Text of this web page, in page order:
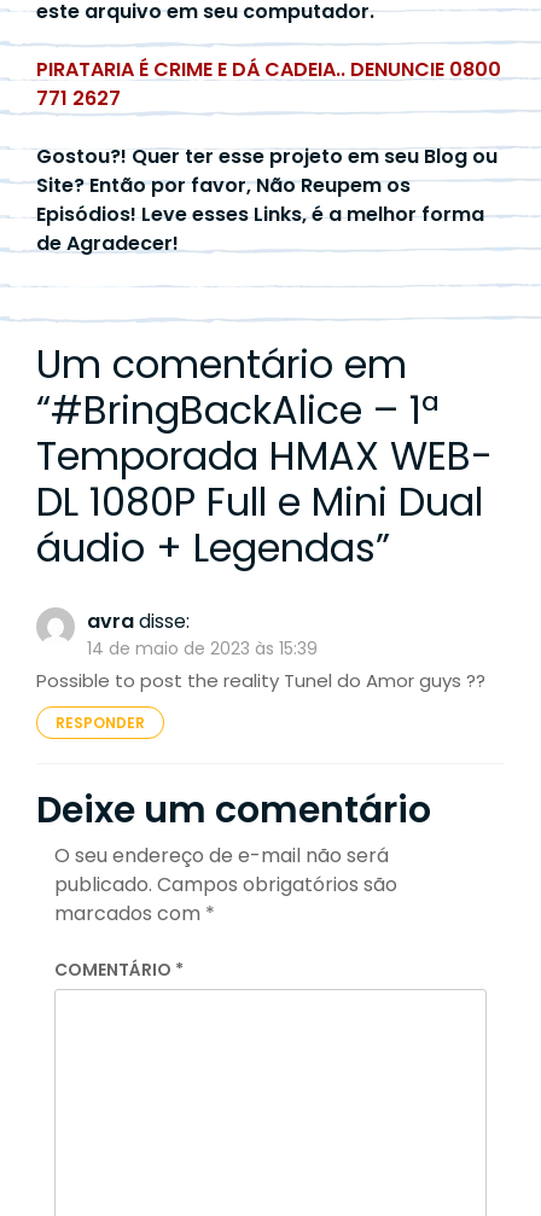
este arquivo em seu computador.
PIRATARIA É CRIME E DÁ CADEIA.. DENUNCIE 0800
771 2627
Gostou?! Quer ter esse projeto em seu Blog ou
Site? Então por favor, Não Reupem os
Episódios! Leve esses Links, é a melhor forma
de Agradecer!
Um comentário em
“#BringBackAlice – 1ª
Temporada HMAX WEB-
DL 1080P Full e Mini Dual
áudio + Legendas”
avradisse:
14 de maio de 2023 às 15:39
Possible to post the reality Tunel do Amor guys ??
RESPONDER
Deixe um comentário
O seu endereço de e-mail não será
publicado. Campos obrigatórios são
marcados com *
COMENTÁRIO *